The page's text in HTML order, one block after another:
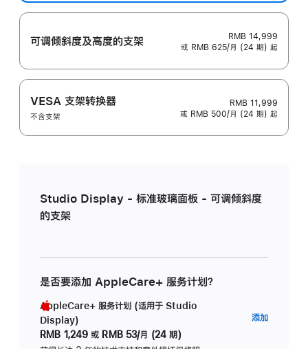
可调倾斜度及高‍度的支‍架
RMB 14,999
或 RMB 625/月 (24 期) 起
VESA 支架转换器
不含支架
RMB 11,999
或 RMB 500/月 (24 期) 起
Studio Display - 标准玻璃面板 - 可调倾斜度
的支架
是否要添加 AppleCare+ 服务计划？
AppleCare+ 服务计划 (适用于 Studio
Display)
RMB 1,249 或 RMB 53/月 (24 期)
添加